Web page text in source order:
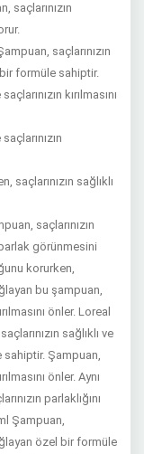
saçlarınızın
saçlarınızın
formüle sahiptir.
kırılmasını
saçlarınızın sağlıklı
saçlarınızın
görünmesini
korurken,
bu şampuan,
önler. Loreal
sağlıklı ve
Şampuan,
önler. Aynı
parlaklığını
Şampuan,
özel bir formüle